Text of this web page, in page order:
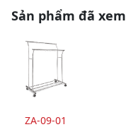
Sản phẩm đã xem
ZA-09-01